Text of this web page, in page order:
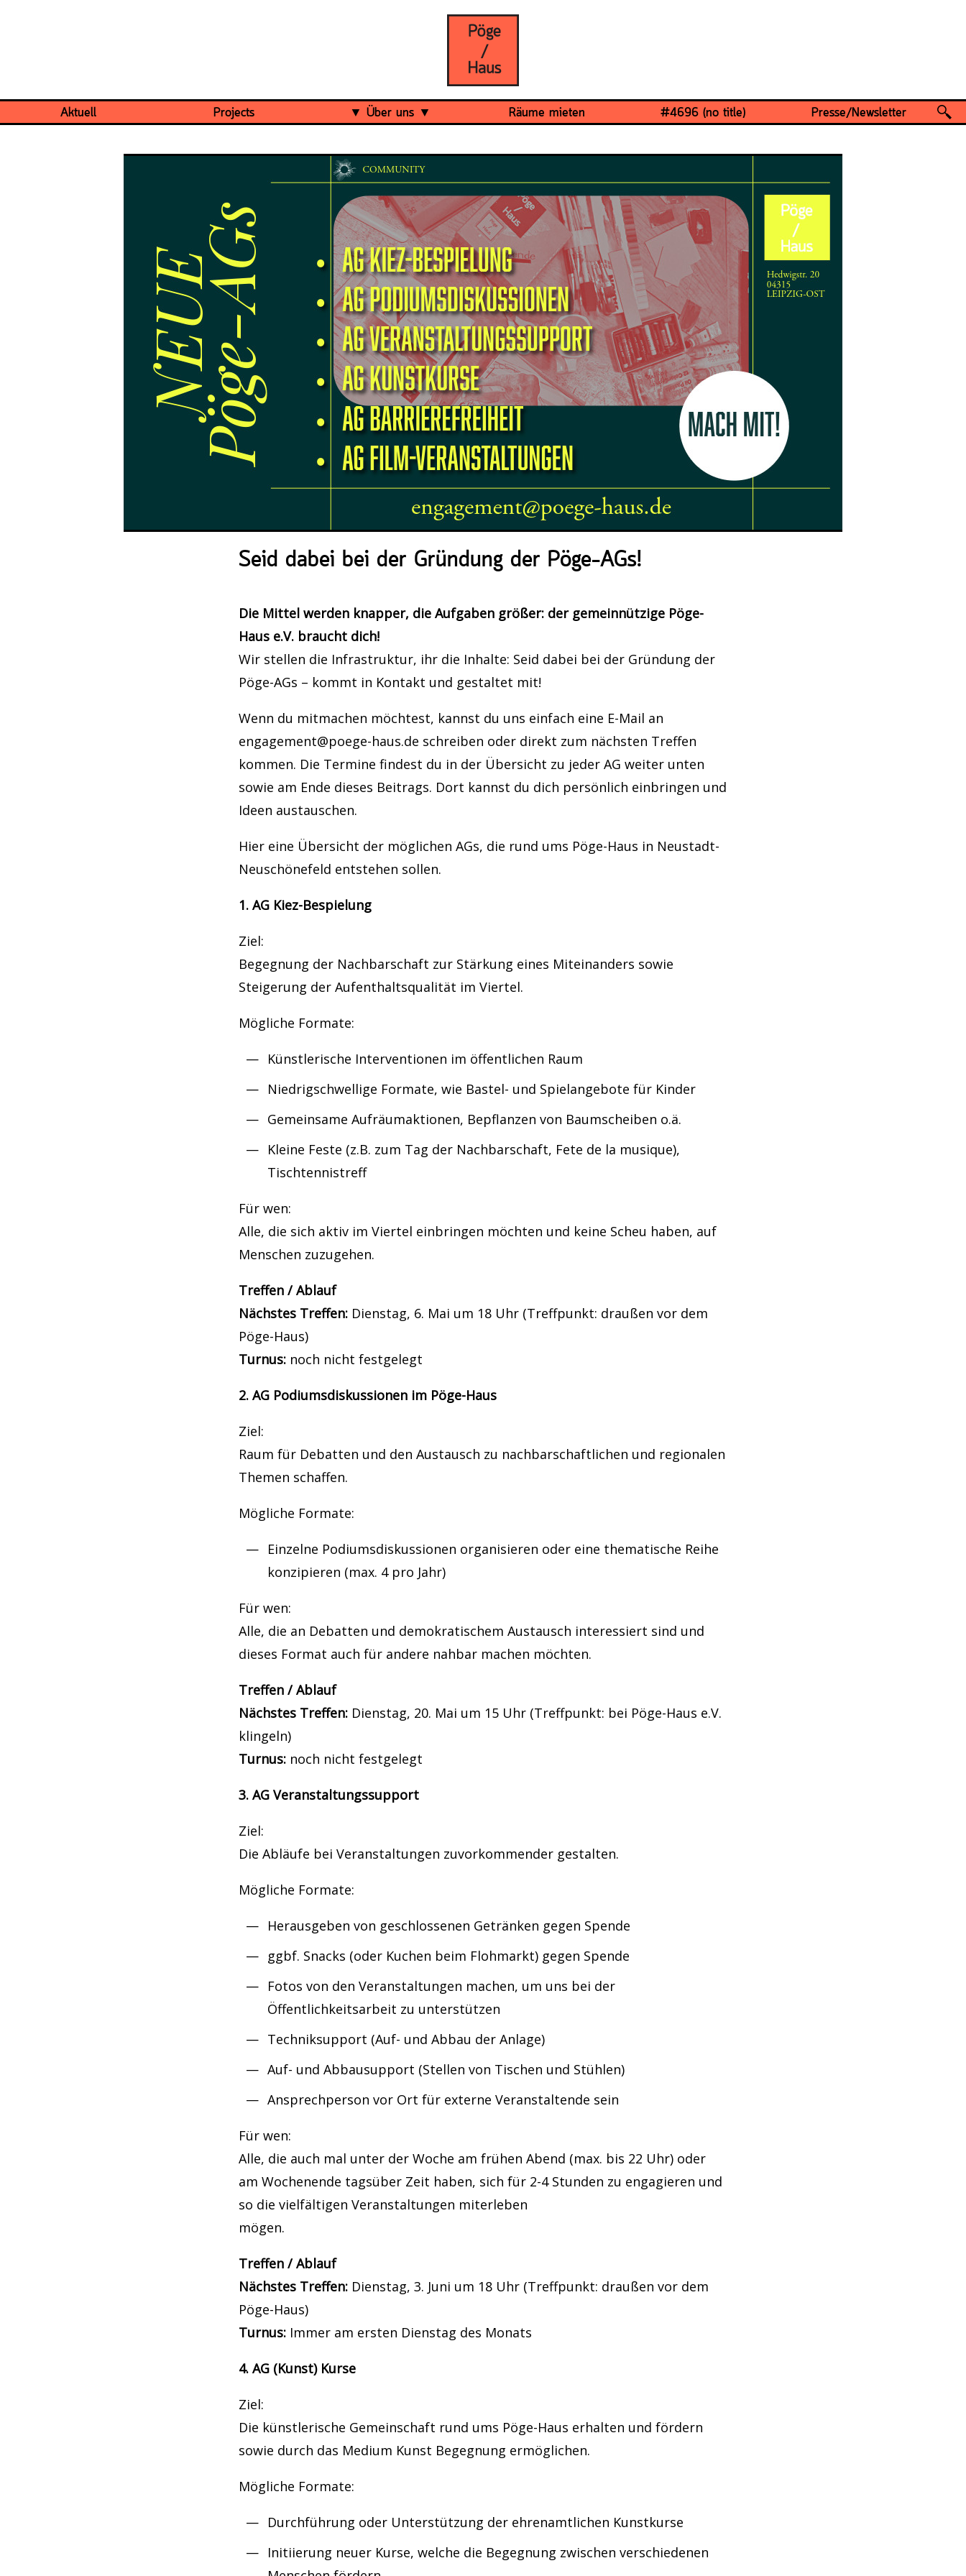
Aktuell Projects
Über uns
Team
Mitarbeit
Veranstaltungsrückblick
Kontakt und Anfahrt
Datenschutz
Räume mieten #4696 (no title) Presse/Newsletter
Seid dabei bei der Gründung der Pöge-AGs!
Die Mittel werden knapper, die Aufgaben größer: der gemeinnützige Pöge-
Haus e.V. braucht dich!
Wir stellen die Infrastruktur, ihr die Inhalte: Seid dabei bei der Gründung der
Pöge-AGs – kommt in Kontakt und gestaltet mit!
Wenn du mitmachen möchtest, kannst du uns einfach eine E-Mail an
engagement@poege-haus.de schreiben oder direkt zum nächsten Treffen
kommen. Die Termine findest du in der Übersicht zu jeder AG weiter unten
sowie am Ende dieses Beitrags. Dort kannst du dich persönlich einbringen und
Ideen austauschen.
Hier eine Übersicht der möglichen AGs, die rund ums Pöge-Haus in Neustadt-
Neuschönefeld entstehen sollen.
1. AG Kiez-Bespielung
Ziel:
Begegnung der Nachbarschaft zur Stärkung eines Miteinanders sowie
Steigerung der Aufenthaltsqualität im Viertel.
Mögliche Formate:
Künstlerische Interventionen im öffentlichen Raum
Niedrigschwellige Formate, wie Bastel- und Spielangebote für Kinder
Gemeinsame Aufräumaktionen, Bepflanzen von Baumscheiben o.ä.
Kleine Feste (z.B. zum Tag der Nachbarschaft, Fete de la musique),
Tischtennistreff
Für wen:
Alle, die sich aktiv im Viertel einbringen möchten und keine Scheu haben, auf
Menschen zuzugehen.
Treffen / Ablauf
Nächstes Treffen: Dienstag, 6. Mai um 18 Uhr (Treffpunkt: draußen vor dem
Pöge-Haus)
Turnus: noch nicht festgelegt
2. AG Podiumsdiskussionen im Pöge-Haus
Ziel:
Raum für Debatten und den Austausch zu nachbarschaftlichen und regionalen
Themen schaffen.
Mögliche Formate:
Einzelne Podiumsdiskussionen organisieren oder eine thematische Reihe
konzipieren (max. 4 pro Jahr)
Für wen:
Alle, die an Debatten und demokratischem Austausch interessiert sind und
dieses Format auch für andere nahbar machen möchten.
Treffen / Ablauf
Nächstes Treffen: Dienstag, 20. Mai um 15 Uhr (Treffpunkt: bei Pöge-Haus e.V.
klingeln)
Turnus: noch nicht festgelegt
3. AG Veranstaltungssupport
Ziel:
Die Abläufe bei Veranstaltungen zuvorkommender gestalten.
Mögliche Formate:
Herausgeben von geschlossenen Getränken gegen Spende
ggbf. Snacks (oder Kuchen beim Flohmarkt) gegen Spende
Fotos von den Veranstaltungen machen, um uns bei der
Öffentlichkeitsarbeit zu unterstützen
Techniksupport (Auf- und Abbau der Anlage)
Auf- und Abbausupport (Stellen von Tischen und Stühlen)
Ansprechperson vor Ort für externe Veranstaltende sein
Für wen:
Alle, die auch mal unter der Woche am frühen Abend (max. bis 22 Uhr) oder
am Wochenende tagsüber Zeit haben, sich für 2-4 Stunden zu engagieren und
so die vielfältigen Veranstaltungen miterleben
mögen.
Treffen / Ablauf
Nächstes Treffen: Dienstag, 3. Juni um 18 Uhr (Treffpunkt: draußen vor dem
Pöge-Haus)
Turnus: Immer am ersten Dienstag des Monats
4. AG (Kunst) Kurse
Ziel:
Die künstlerische Gemeinschaft rund ums Pöge-Haus erhalten und fördern
sowie durch das Medium Kunst Begegnung ermöglichen.
Mögliche Formate:
Durchführung oder Unterstützung der ehrenamtlichen Kunstkurse
Initiierung neuer Kurse, welche die Begegnung zwischen verschiedenen